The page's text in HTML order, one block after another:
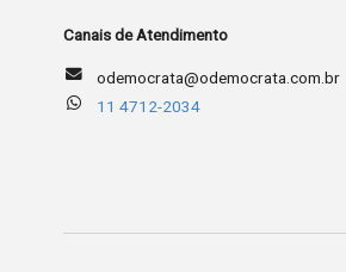
Canais de Atendimento
odemocrata@odemocrata.com.br
11 4712-2034